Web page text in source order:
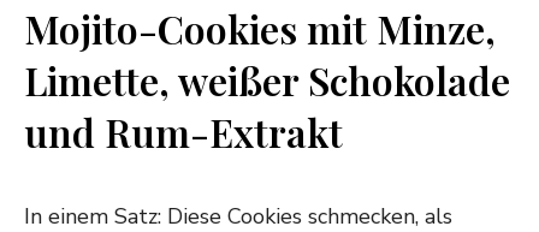
Mojito-Cookies mit Minze,
Limette, weißer Schokolade
und Rum-Extrakt
In einem Satz: Diese Cookies schmecken, als